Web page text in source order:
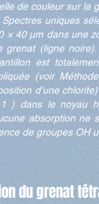
de couleur sur la
uniques
× 40 µm dans une
grenat (ligne
est
(voir
d'une
) dans le noyau
absorption ne
de groupes OH
du grenat